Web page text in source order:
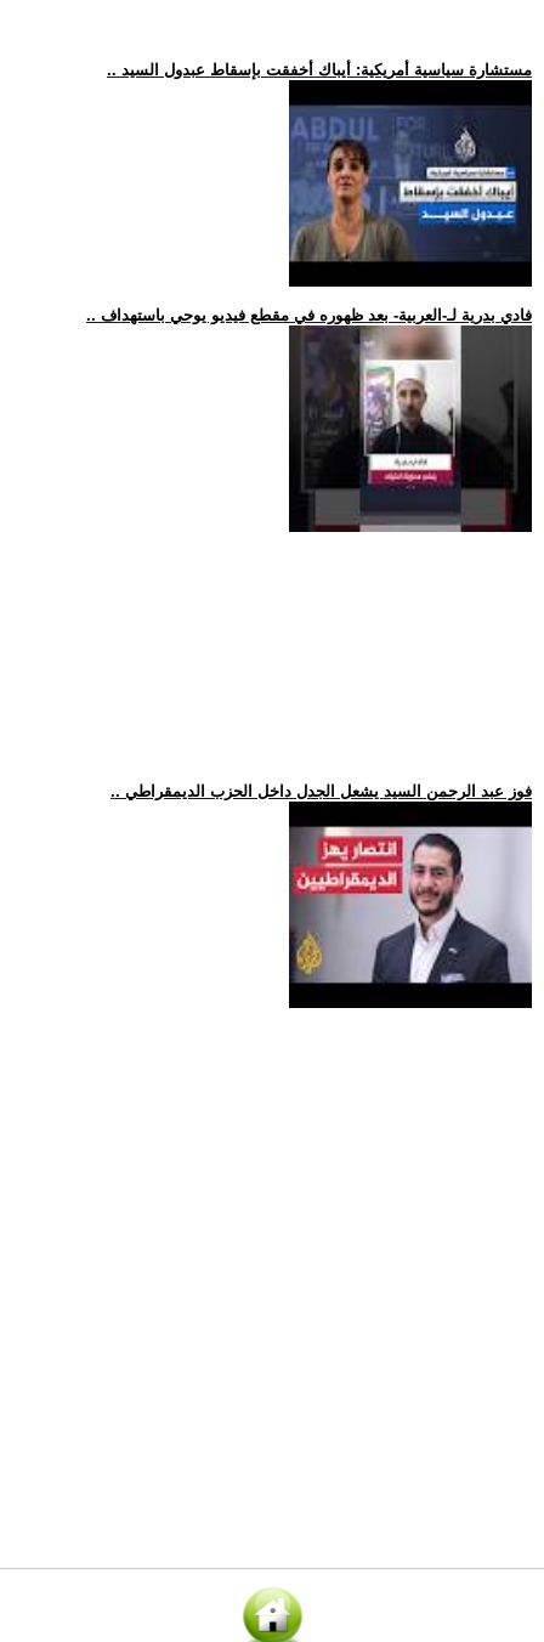
.. مستشارة سياسية أمريكية: أيباك أخفقت بإسقاط عبدول السيد
.. فادي بدرية لـ-العربية- بعد ظهوره في مقطع فيديو يوحي باستهداف
.. فوز عبد الرحمن السيد يشعل الجدل داخل الحزب الديمقراطي